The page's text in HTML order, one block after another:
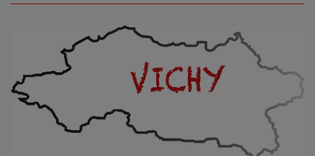
AGENDA CULTUREL - ALLIER
INFOS POP ROCK
La Radio
EMISSIONS